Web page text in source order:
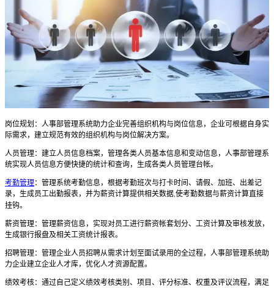
岗位规划：人事部管理系统助力企业完善组织机构与岗位信息，企业可根据自身实
际需求，建立规范有效的组织机构与岗位解决方案。
人员管理：建立人员信息档案，管理各类人员基本信息和变动信息，人事部管理系
统实现人员信息方便快捷的统计和查询，生成各类人员管理台帐。
考勤管理：管理系统考勤信息，根据考勤班次与打卡时间、请假、加班、出差记
录，生成员工出勤报表，并为薪资计算提供相关数据,使考勤数据与薪资计算直接
挂钩。
薪资管理：管理薪资信息，实现对员工进行薪资帐套划分、工资计算及审核发放，
生成银行报盘及相关工资统计报表。
招聘管理：管理企业人员招聘从需求计划至面试录用的全过程，人事部管理系统助
力企业建立企业人才库，优化人才资源配置。
绩效考核：通过自己定义绩效考核类别、项目、评分标准、权重及评议流程，满足